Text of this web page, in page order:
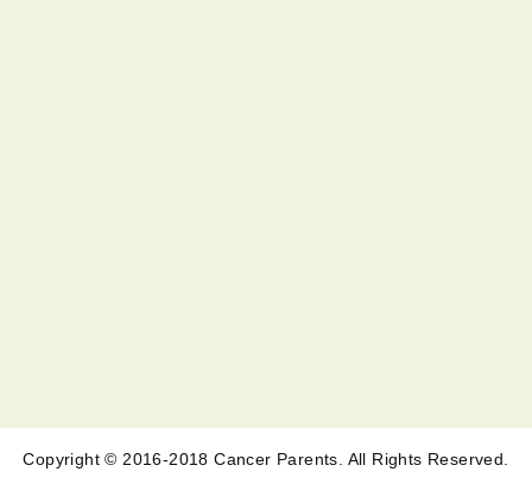
Copyright © 2016-2018 Cancer Parents. All Rights Reserved.